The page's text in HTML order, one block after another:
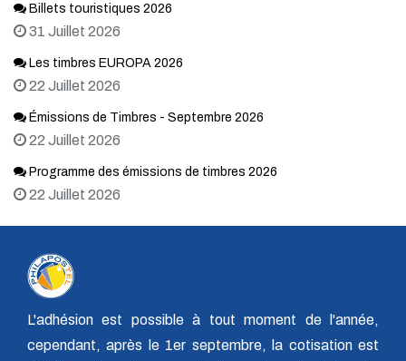
Billets touristiques 2026
31 Juillet 2026
Les timbres EUROPA 2026
22 Juillet 2026
Émissions de Timbres - Septembre 2026
22 Juillet 2026
Programme des émissions de timbres 2026
22 Juillet 2026
L'adhésion est possible à tout moment de l'année,
cependant, après le 1er septembre, la cotisation est